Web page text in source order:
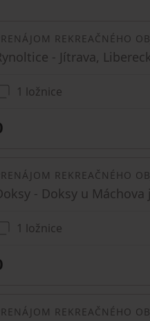
REKREAČNÉHO
- Jítrava,
1 ložnice
REKREAČNÉHO
1 ložnice
REKREAČNÉHO